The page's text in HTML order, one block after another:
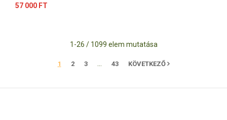
Ár
57 000 FT
1-26 / 1099 elem mutatása
1 2 3 43 KÖVETKEZŐ